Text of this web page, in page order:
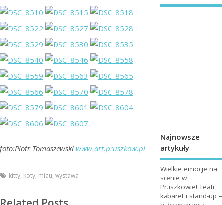
foto:Piotr Tomaszewski www.art.pruszkow.pl
kitty, koty, miau, wystawa
Najnowsze
artykuły
Wielkie emocje na
scenie w
Pruszkowie! Teatr,
kabaret i stand-up –